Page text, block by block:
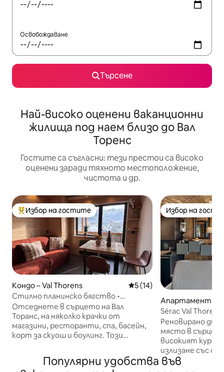
Освобождаване
Търсене
Най-високо оценени ваканционни
жилища под наем близо до Вал
Торенс
Гостите са съгласни: тези престои са високо
оценени заради тяхното местоположение,
чистота и др.
Най-популярен избор на гостите
Избор на гостите
Кондо – Val Thorens Средна оценка: 5 от 5,
5 (14)
Стилно планинско бягство •
Зашеметяваща гледка
Отседнете в сърцето на Вал
Торанс, на няколко крачки от
магазини, ресторанти, спа, басейн,
корт за скуош и боулинг. Този
достъп до ски пистите на 4-тия
етаж разполага с балкон, обърнат на
Избор на
Избор на
Апартамент –
Sérac Val
пистите и
Реновирано
място в
високият
излизане със
пистите и с
лифтовете,
Популярни удобства във